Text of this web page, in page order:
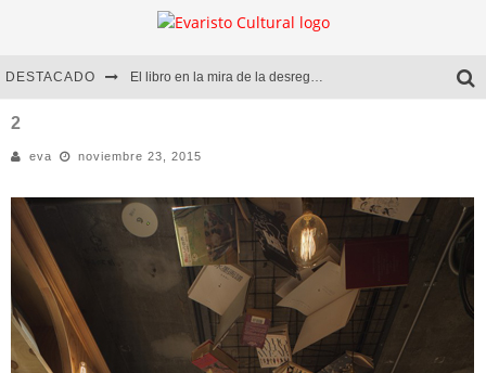
DESTACADO El libro en la mira de la desregulación
Diego Meret | Hotel Acapulco
Alejandra Correa | La nieve
2
eva noviembre 23, 2015